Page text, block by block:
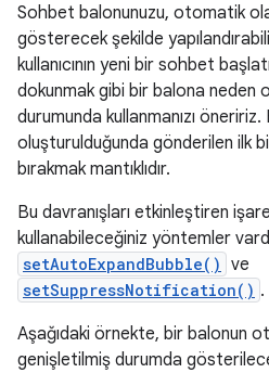
Sohbet balonunuzu, otomatik
gösterecek şekilde
kullanıcının yeni bir sohbet
dokunmak gibi bir balona neden
durumunda kullanmanızı
oluşturulduğunda gönderilen ilk
bırakmak mantıklıdır.
Bu davranışları etkinleştiren
kullanabileceğiniz yöntemler
setAutoExpandBubble() ve
setSuppressNotification() .
Aşağıdaki örnekte, bir balonun
genişletilmiş durumda